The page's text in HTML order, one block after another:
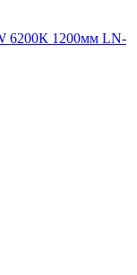
6200К 1200мм LN-